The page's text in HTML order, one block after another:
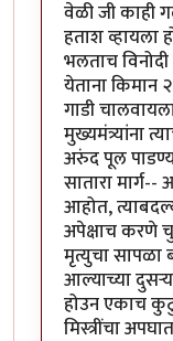
वेळी जी काही
हताश व्हायला
भलताच
येताना किमान
गाडी
मुख्यमंत्र्यांना
अरुंद पूल
सातारा
आहोत,
अपेक्षाच करणे
मृत्युचा सापळा
आल्याच्या
होउन एकाच
मिस्त्रींचा